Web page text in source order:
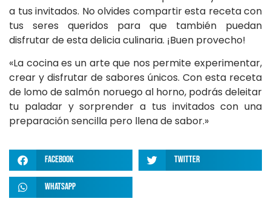
a tus invitados. No olvides compartir esta receta con
tus seres queridos para que también puedan
disfrutar de esta delicia culinaria. ¡Buen provecho!
«La cocina es un arte que nos permite experimentar,
crear y disfrutar de sabores únicos. Con esta receta
de lomo de salmón noruego al horno, podrás deleitar
tu paladar y sorprender a tus invitados con una
preparación sencilla pero llena de sabor.»
Facebook Twitter
WhatsApp